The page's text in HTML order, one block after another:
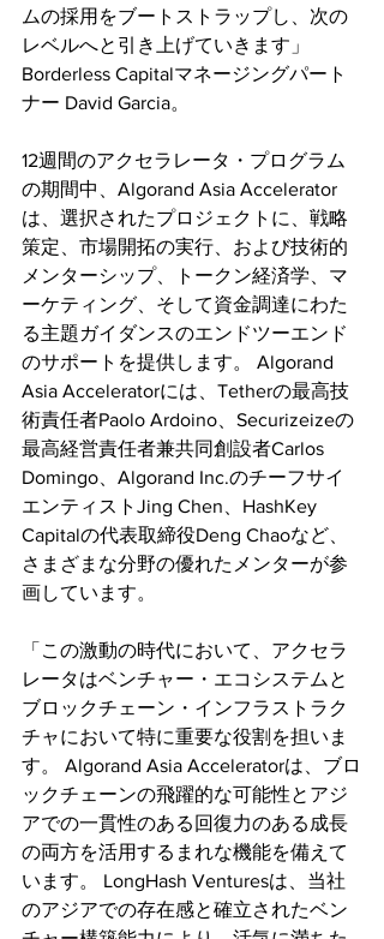
ムの採用をブートストラップし、次の
レベルへと引き上げていきます」
Borderless Capitalマネージングパート
ナー David Garcia。
12週間のアクセラレータ・プログラム
の期間中、Algorand Asia Accelerator
は、選択されたプロジェクトに、戦略
策定、市場開拓の実行、および技術的
メンターシップ、トークン経済学、マ
ーケティング、そして資金調達にわた
る主題ガイダンスのエンドツーエンド
のサポートを提供します。 Algorand
Asia Acceleratorには、Tetherの最高技
術責任者Paolo Ardoino、Securizeizeの
最高経営責任者兼共同創設者Carlos
Domingo、Algorand Inc.のチーフサイ
エンティストJing Chen、HashKey
Capitalの代表取締役Deng Chaoなど、
さまざまな分野の優れたメンターが参
画しています。
「この激動の時代において、アクセラ
レータはベンチャー・エコシステムと
ブロックチェーン・インフラストラク
チャにおいて特に重要な役割を担いま
す。 Algorand Asia Acceleratorは、ブロ
ックチェーンの飛躍的な可能性とアジ
アでの一貫性のある回復力のある成長
の両方を活用するまれな機能を備えて
います。 LongHash Venturesは、当社
のアジアでの存在感と確立されたベン